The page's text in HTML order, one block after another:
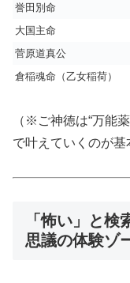
誉田別命
大国主命
菅原道真公
倉稲魂命（乙女稲荷）
（※ご神徳は“万能
で叶えていくのが基
「怖い」と
思議の体験ゾ